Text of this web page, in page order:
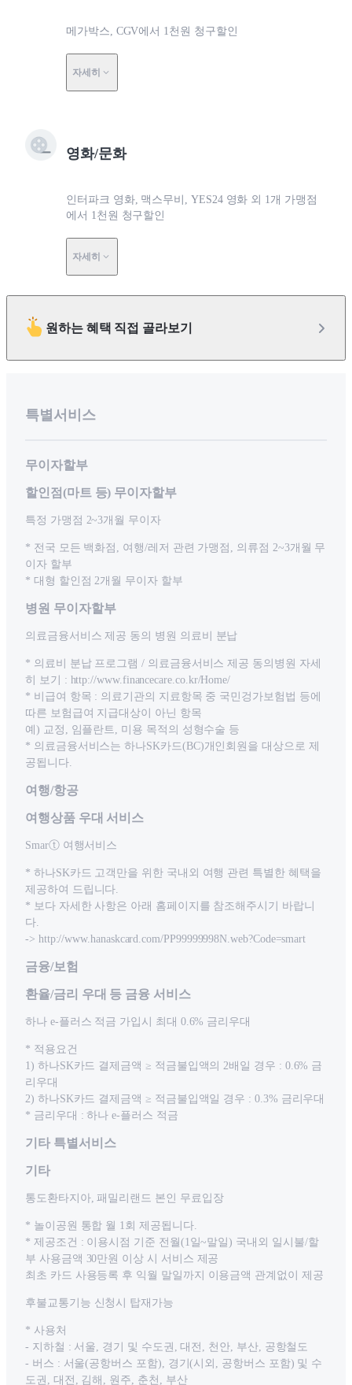
메가박스, CGV에서 1천원 청구할인
자세히
영화/문화
인터파크 영화, 맥스무비, YES24 영화 외 1개 가맹점
에서 1천원 청구할인
자세히
원하는 혜택 직접 골라보기
특별서비스
무이자할부
할인점(마트 등) 무이자할부
특정 가맹점 2~3개월 무이자
* 전국 모든 백화점, 여행/레저 관련 가맹점, 의류점 2~3개월 무
이자 할부
* 대형 할인점 2개월 무이자 할부
병원 무이자할부
의료금융서비스 제공 동의 병원 의료비 분납
* 의료비 분납 프로그램 / 의료금융서비스 제공 동의병원 자세
히 보기 : http://www.financecare.co.kr/Home/
* 비급여 항목 : 의료기관의 지료항목 중 국민겅가보험법 등에
따른 보험급여 지급대상이 아닌 항목
예) 교정, 임플란트, 미용 목적의 성형수술 등
* 의료금융서비스는 하나SK카드(BC)개인회원을 대상으로 제
공됩니다.
여행/항공
여행상품 우대 서비스
Smarⓣ 여행서비스
* 하나SK카드 고객만을 위한 국내외 여행 관련 특별한 혜택을
제공하여 드립니다.
* 보다 자세한 사항은 아래 홈페이지를 참조해주시기 바랍니
다.
-> http://www.hanaskcard.com/PP99999998N.web?Code=smart
금융/보험
환율/금리 우대 등 금융 서비스
하나 e-플러스 적금 가입시 최대 0.6% 금리우대
* 적용요건
1) 하나SK카드 결제금액 ≥ 적금불입액의 2배일 경우 : 0.6% 금
리우대
2) 하나SK카드 결제금액 ≥ 적금불입액일 경우 : 0.3% 금리우대
* 금리우대 : 하나 e-플러스 적금
기타 특별서비스
기타
통도환타지아, 패밀리랜드 본인 무료입장
* 놀이공원 통합 월 1회 제공됩니다.
* 제공조건 : 이용시점 기준 전월(1일~말일) 국내외 일시불/할
부 사용금액 30만원 이상 시 서비스 제공
최초 카드 사용등록 후 익월 말일까지 이용금액 관계없이 제공
후불교통기능 신청시 탑재가능
* 사용처
- 지하철 : 서울, 경기 및 수도권, 대전, 천안, 부산, 공항철도
- 버스 : 서울(공항버스 포함), 경기(시외, 공항버스 포함) 및 수
도권, 대전, 김해, 원주, 춘천, 부산